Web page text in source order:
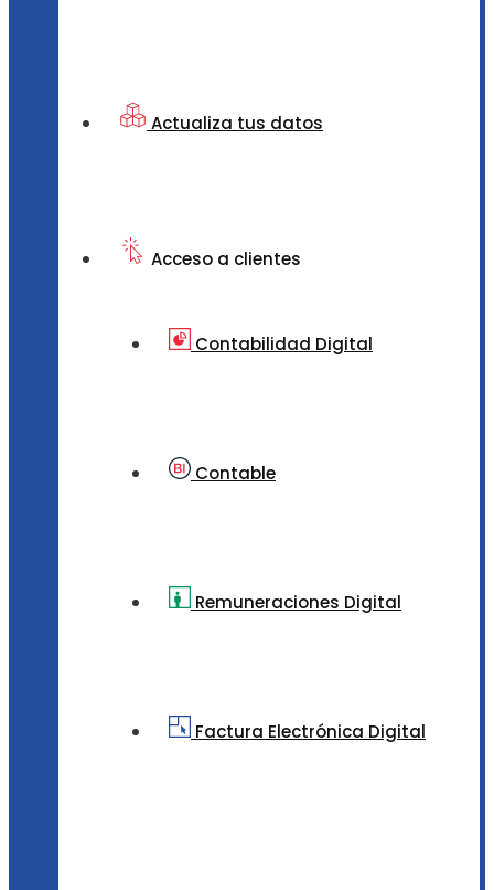
Actualiza tus datos
Acceso a clientes
Contabilidad Digital
Contable
Remuneraciones Digital
Factura Electrónica Digital